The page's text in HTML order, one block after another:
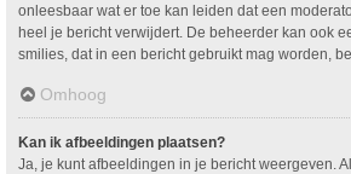
onleesbaar wat er toe kan leiden dat een
heel je bericht verwijdert. De beheerder kan ook
smilies, dat in een bericht gebruikt mag worden,
Omhoog
Kan ik afbeeldingen plaatsen?
Ja, je kunt afbeeldingen in je bericht weergeven.